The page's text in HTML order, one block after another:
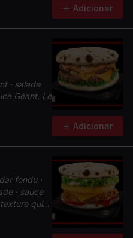
Adicionar
· salade
Géant. Le
Adicionar
fondu ·
· sauce
qui